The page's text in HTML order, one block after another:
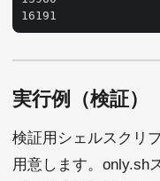
実行例（検証）
検証用シェルスクリ
用意します。only.sh